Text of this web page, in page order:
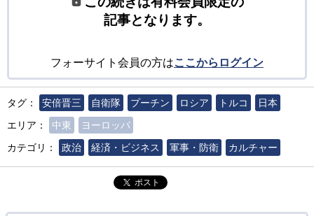
記事となります。
フォーサイト会員の方はここからログイン
タグ： 安倍晋三 自衛隊 プーチン ロシア トルコ
日本
エリア：
中東
ヨーロッパ
カテゴリ：
政治 経済・ビジネス 軍事・防衛 カルチャー
ポスト